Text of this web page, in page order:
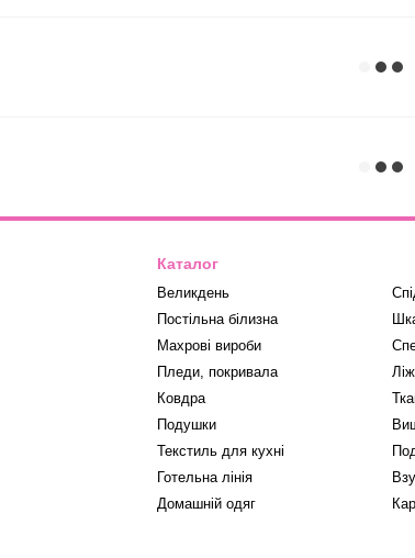
Каталог
Великдень
Постільна білизна
Махрові вироби
Пледи, покривала
Ковдра
Подушки
Текстиль для кухні
Готельна лінія
Домашній одяг